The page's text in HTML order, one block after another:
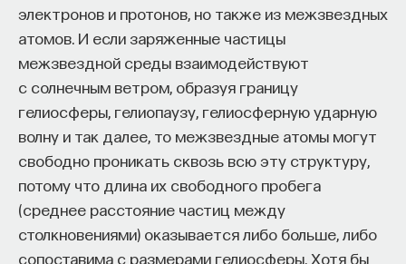
электронов и протонов, но также из межзвездных
атомов. И если заряженные частицы
межзвездной среды взаимодействуют
с солнечным ветром, образуя границу
гелиосферы, гелиопаузу, гелиосферную ударную
волну и так далее, то межзвездные атомы могут
свободно проникать сквозь всю эту структуру,
потому что длина их свободного пробега
(среднее расстояние частиц между
столкновениями) оказывается либо больше, либо
сопоставима с размерами гелиосферы. Хотя бы
— Заботиться о качестве своего сна
— Определять, какими способами можно
улучшить свой сон
— Использовать когнитивно-поведенческую
терапию и другие подходы при нарушениях
сна
Автор курса:
Михаил Полуэктов
— врач-
сомнолог, доцент кафедры нервных
болезней и нейрохирургии Первого МГМУ